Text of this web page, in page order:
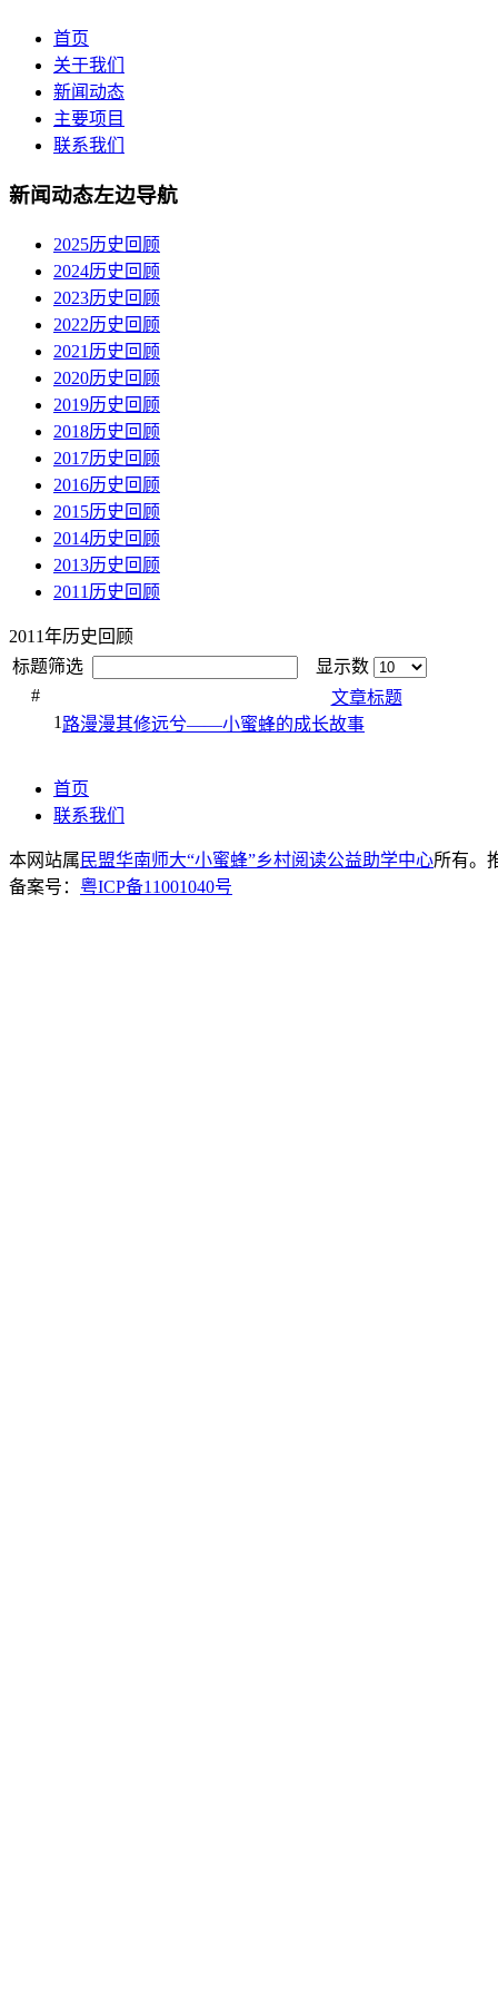
首页
关于我们
新闻动态
主要项目
联系我们
新闻动态左边导航
2025历史回顾
2024历史回顾
2023历史回顾
2022历史回顾
2021历史回顾
2020历史回顾
2019历史回顾
2018历史回顾
2017历史回顾
2016历史回顾
2015历史回顾
2014历史回顾
2013历史回顾
2011历史回顾
2011年历史回顾
标题筛选
显示数
#
文章标题
1 路漫漫其修远兮——小蜜蜂的成长故事
首页
联系我们
本网站属 民盟华南师大“小蜜蜂”乡村阅读公益助学中心所有。
备案号： 粤ICP备11001040号